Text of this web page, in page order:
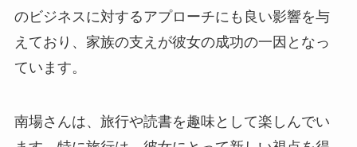
のビジネスに対するアプローチにも良い影響を与
えており、家族の支えが彼女の成功の一因となっ
ています。
南場さんは、旅行や読書を趣味として楽しんでい